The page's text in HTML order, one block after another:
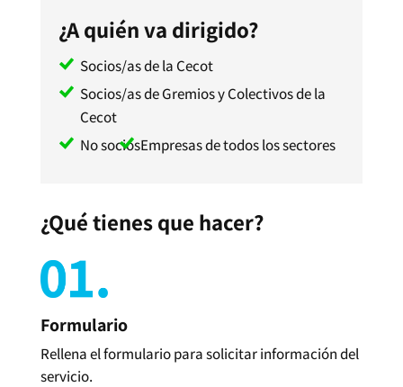
¿A quién va dirigido?
Socios/as de la Cecot
Socios/as de Gremios y Colectivos de la
Cecot
No sociosEmpresas de todos los sectores
¿Qué tienes que hacer?
Formulario
Rellena el formulario para solicitar información del
servicio.